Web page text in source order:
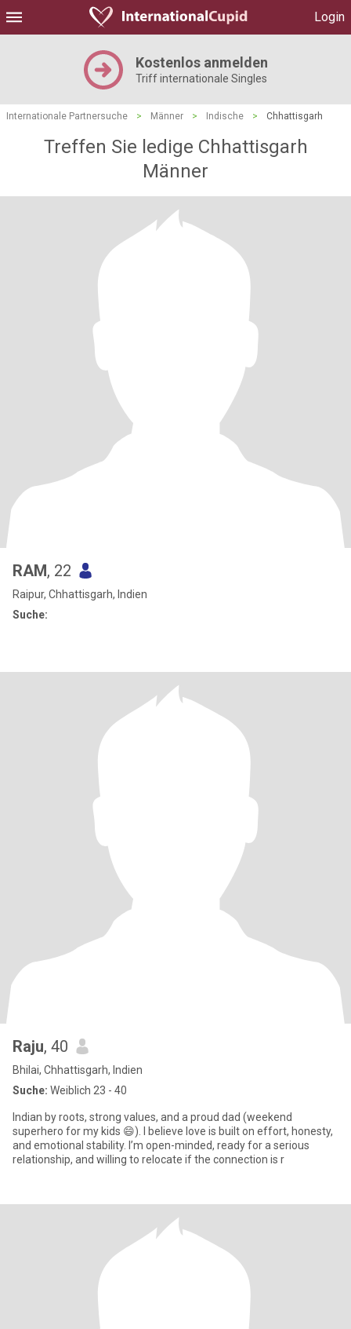
Login
Kostenlos anmelden
Triff internationale Singles
Internationale Partnersuche > Männer > Indische > Chhattisgarh
Treffen Sie ledige Chhattisgarh
Männer
RAM, 22
Raipur, Chhattisgarh, Indien
Suche:
Raju, 40
Bhilai, Chhattisgarh, Indien
Suche: Weiblich 23 - 40
Indian by roots, strong values, and a proud dad (weekend
superhero for my kids 😄). I believe love is built on effort, honesty,
and emotional stability. I’m open-minded, ready for a serious
relationship, and willing to relocate if the connection is r